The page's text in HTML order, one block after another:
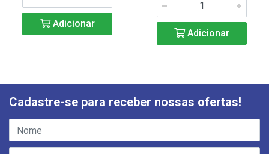
Adicionar
Adicionar
Cadastre-se para receber nossas ofertas!